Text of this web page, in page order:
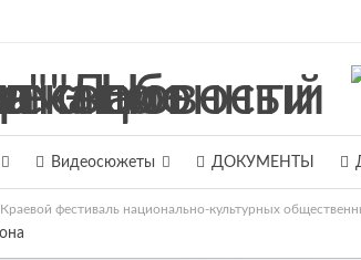
Видеосюжеты ДОКУМЕНТЫ
Краевой фестиваль национально-культурных